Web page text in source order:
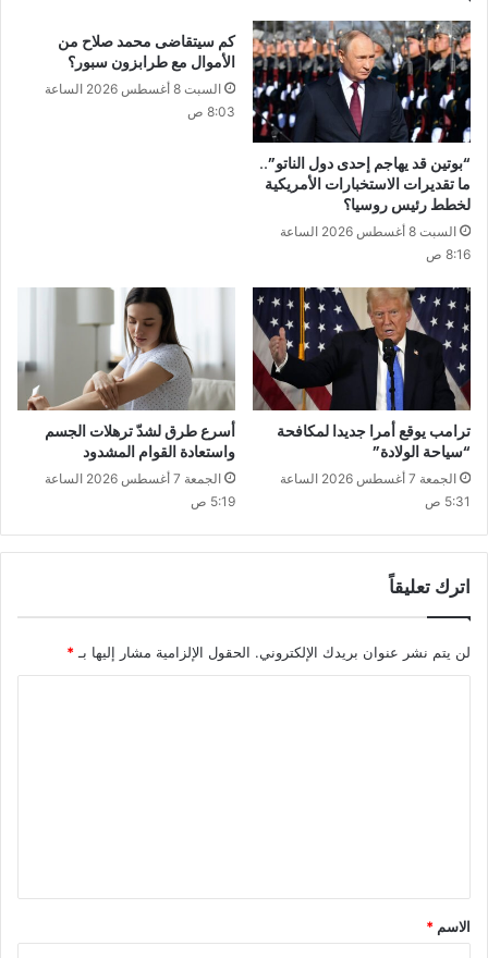
“بوتين قد يهاجم إحدى دول الناتو”..
ما تقديرات الاستخبارات الأمريكية
لخطط رئيس روسيا؟
السبت 8 أغسطس 2026 الساعة
8:16 ص
كم سيتقاضى محمد صلاح من
الأموال مع طرابزون سبور؟
السبت 8 أغسطس 2026 الساعة
8:03 ص
ترامب يوقع أمرا جديدا لمكافحة
“سياحة الولادة”
الجمعة 7 أغسطس 2026 الساعة
5:31 ص
أسرع طرق لشدّ ترهلات الجسم
واستعادة القوام المشدود
الجمعة 7 أغسطس 2026 الساعة
5:19 ص
اترك تعليقاً
لن يتم نشر عنوان بريدك الإلكتروني. الحقول الإلزامية مشار إليها بـ*
*
الاسم *